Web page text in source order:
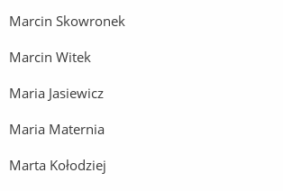
Marcin Skowronek
Marcin Witek
Maria Jasiewicz
Maria Maternia
Marta Kołodziej